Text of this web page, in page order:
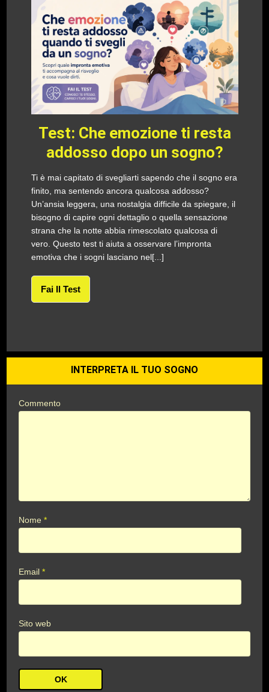
Test: Che emozione ti resta
addosso dopo un sogno?
Ti è mai capitato di svegliarti sapendo che il sogno era
finito, ma sentendo ancora qualcosa addosso?
Un’ansia leggera, una nostalgia difficile da spiegare, il
bisogno di capire ogni dettaglio o quella sensazione
strana che la notte abbia rimescolato qualcosa di
vero. Questo test ti aiuta a osservare l’impronta
emotiva che i sogni lasciano nel[...]
Fai Il Test
INTERPRETA IL TUO SOGNO
Commento
Nome*
Email*
Sito web